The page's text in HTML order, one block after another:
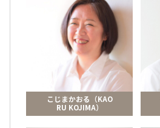
こじまかおる（KAO
RU KOJIMA）